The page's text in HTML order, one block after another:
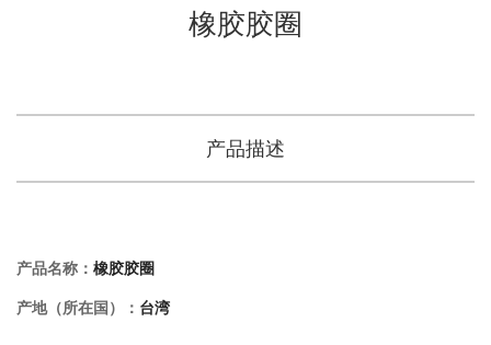
橡胶胶圈
产品描述
产品名称： 橡胶胶圈
产地（所在国）： 台湾